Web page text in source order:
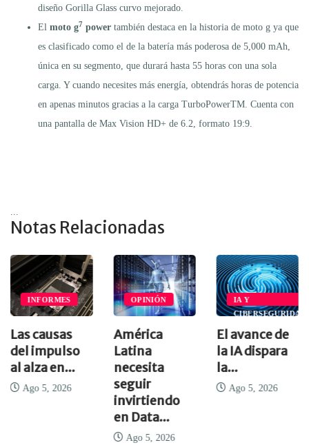
diseño Gorilla Glass curvo mejorado.
El moto g7 power también destaca en la historia de moto g ya que
es clasificado como el de la batería más poderosa de 5,000 mAh,
única en su segmento, que durará hasta 55 horas con una sola
carga. Y cuando necesites más energía, obtendrás horas de potencia
en apenas minutos gracias a la carga TurboPowerTM. Cuenta con
una pantalla de Max Vision HD+ de 6.2, formato 19:9.
Notas Relacionadas
INFORMES
Las causas
del impulso
al alza en...
Ago 5, 2026
OPINIÓN
América
Latina
necesita
seguir
invirtiendo
en Data...
Ago 5, 2026
IA Y
CIBERSEGURIDAD
El avance de
la IA dispara
la...
Ago 5, 2026